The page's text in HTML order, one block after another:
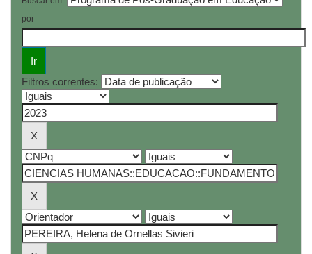
por
Filtros correntes: